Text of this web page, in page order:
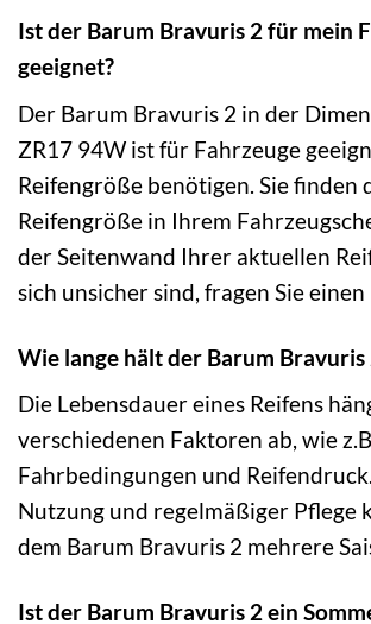
Ist der Barum Bravuris 2 für mein
geeignet?
Der Barum Bravuris 2 in der
ZR17 94W ist für Fahrzeuge
Reifengröße benötigen. Sie finden
Reifengröße in Ihrem
der Seitenwand Ihrer aktuellen
sich unsicher sind, fragen Sie einen
Wie lange hält der Barum Bravuris
Die Lebensdauer eines Reifens
verschiedenen Faktoren ab, wie
Fahrbedingungen und
Nutzung und regelmäßiger Pflege
dem Barum Bravuris 2 mehrere
Ist der Barum Bravuris 2 ein